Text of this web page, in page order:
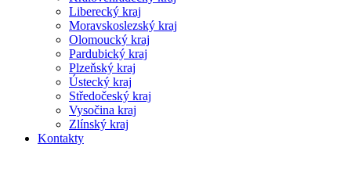
Liberecký kraj
Moravskoslezský kraj
Olomoucký kraj
Pardubický kraj
Plzeňský kraj
Ústecký kraj
Středočeský kraj
Vysočina kraj
Zlínský kraj
Kontakty